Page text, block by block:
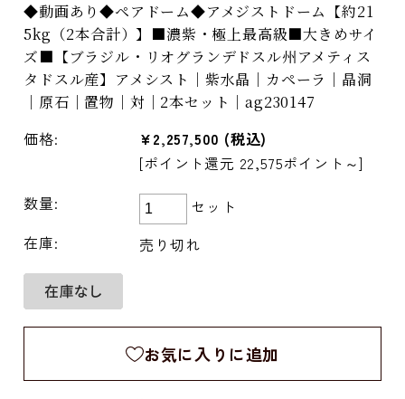
◆動画あり◆ペアドーム◆アメジストドーム【約21
5kg（2本合計）】■濃紫・極上最高級■大きめサイ
ズ■【ブラジル・リオグランデドスル州アメティス
タドスル産】アメシスト｜紫水晶｜カペーラ｜晶洞
｜原石｜置物｜対｜2本セット｜ag230147
価格: ¥2,257,500 (税込)
[ポイント還元 22,575ポイント～]
数量:
セット
在庫:
売り切れ
お気に入りに追加